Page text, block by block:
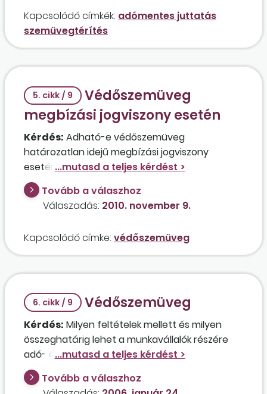
szemüveg időarányos költségét a
munkavállalónak meg kell térítenie. A
munkáltató által kezdeményezett felmondás
esetén, valamint nyugdíjba vonulásnál a
megegyezéssel történő munkaviszony-
megszűnés esetén pedig a költségtérítés
egyedi elbírálás alá kerül. Származik bevétele a
munkavállalónak, és ha igen, milyen
közteherfizetési kötelezettség terheli a
munkavállalót és milyen a munkáltatót az
elengedett költségtérítés után?
Kapcsolódó címkék: adómentes juttatás
szemüvegtérítés
5. cikk / 9
Védőszemüveg
megbízási jogviszony esetén
Kérdés: Adható-e védőszemüveg
határozatlan idejű megbízási jogviszony
esetén?
Tovább a válaszhoz
Válaszadás: 2010. november 9.
Kapcsolódó címke: védőszemüveg
6. cikk / 9 Védőszemüveg
Kérdés: Milyen feltételek mellett és milyen
összeghatárig lehet a munkavállalók részére
adó- és járulékmentesen szemüveget
biztosítani a képernyő előtti munkavégzéshez?
Tovább a válaszhoz